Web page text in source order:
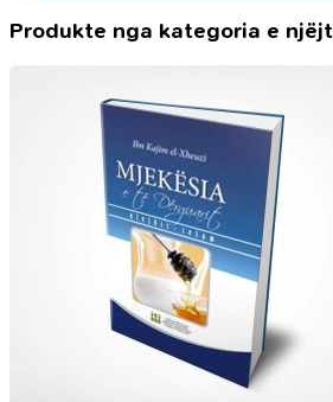
Produkte nga kategoria e